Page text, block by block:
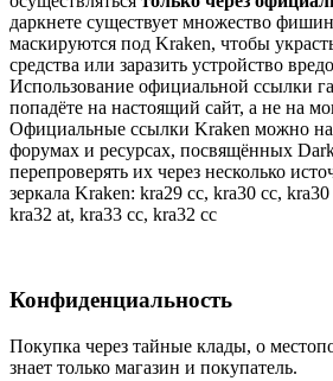
даркнете существует множество
маскируются под Kraken, чтобы
средства или заразить устройство
Использование официальной ссылки
попадёте на настоящий сайт, а не на
Официальные ссылки Kraken можно
форумах и ресурсах, посвящённых
перепроверять их через несколько
зеркала Kraken: kra29 cc, kra30 cc,
kra32 at, kra33 cc, kra32 cc
Конфиденциальность
Покупка через тайные клады, о
знает только магазин и покупатель.